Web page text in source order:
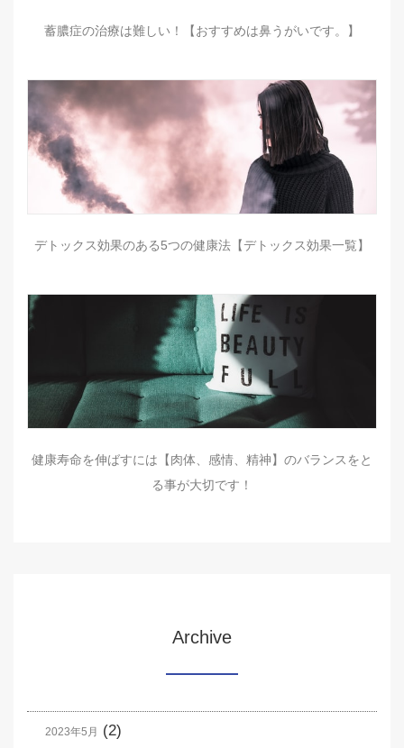
蓄膿症の治療は難しい！【おすすめは鼻うがいです。】
デトックス効果のある5つの健康法【デトックス効果一覧】
健康寿命を伸ばすには【肉体、感情、精神】のバランスをと
る事が大切です！
Archive
2023年5月 (2)